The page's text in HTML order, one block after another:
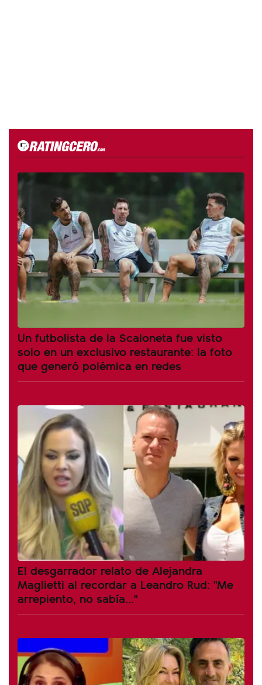
Un futbolista de la Scaloneta fue visto
solo en un exclusivo restaurante: la foto
que generó polémica en redes
El desgarrador relato de Alejandra
Maglietti al recordar a Leandro Rud: "Me
arrepiento, no sabía..."